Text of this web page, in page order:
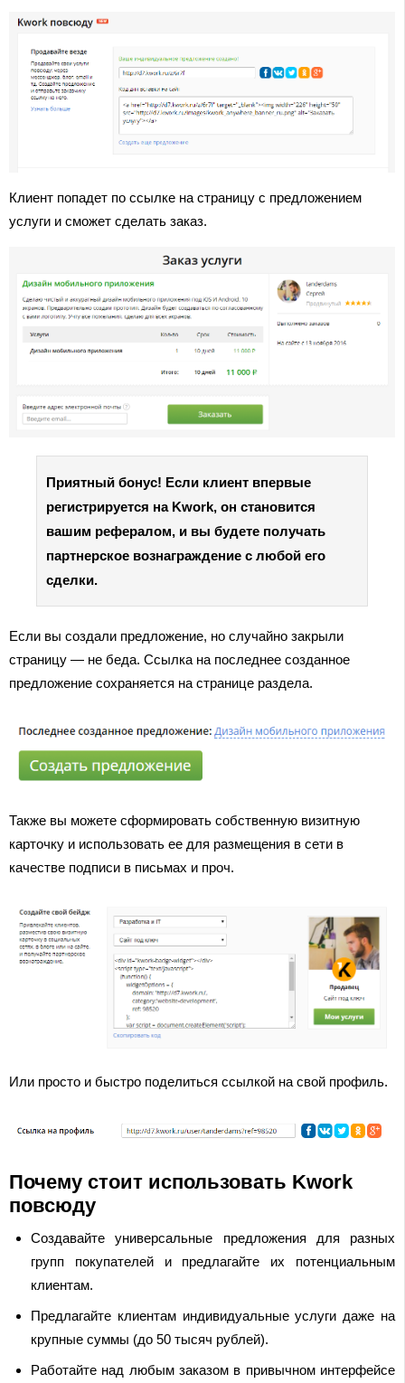
Клиент попадет по ссылке на страницу с предложением
услуги и сможет сделать заказ.
Приятный бонус! Если клиент впервые
регистрируется на Kwork, он становится
вашим рефералом, и вы будете получать
партнерское вознаграждение с любой его
сделки.
Если вы создали предложение, но случайно закрыли
страницу — не беда. Ссылка на последнее созданное
предложение сохраняется на странице раздела.
Также вы можете сформировать собственную визитную
карточку и использовать ее для размещения в сети в
качестве подписи в письмах и проч.
Или просто и быстро поделиться ссылкой на свой профиль.
Почему стоит использовать Kwork
повсюду
Создавайте универсальные предложения для разных
групп покупателей и предлагайте их потенциальным
клиентам.
Предлагайте клиентам индивидуальные услуги даже на
крупные суммы (до 50 тысяч рублей).
Работайте над любым заказом в привычном интерфейсе